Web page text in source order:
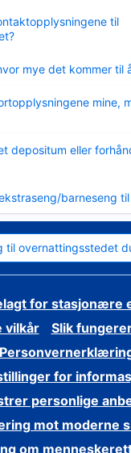
til
mye det kommer til
mine,
depositum eller
barneseng
til overnattingsstedet
for stasjonære
vilkår
Slik
for
personlige
mot moderne
om